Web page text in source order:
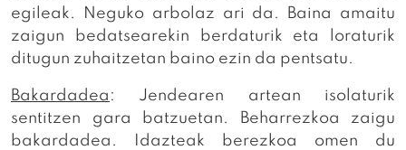
egileak. Neguko arbolaz ari da. Baina amaitu
zaigun bedatsearekin berdaturik eta loraturik
ditugun zuhaitzetan baino ezin da pentsatu.
Bakardadea : Jendearen artean isolaturik
sentitzen gara batzuetan. Beharrezkoa zaigu
bakardadea. Idazteak berezkoa omen du